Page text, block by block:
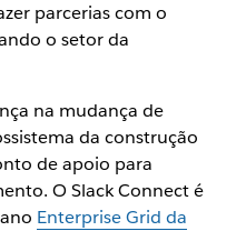
parcerias com o
o setor da
na mudança de
da construção
de apoio para
O Slack Connect é
Enterprise Grid da